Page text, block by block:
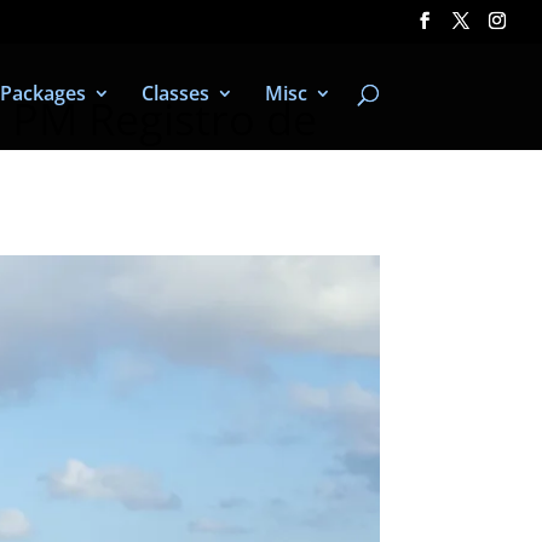
Packages Classes Misc
Registro de